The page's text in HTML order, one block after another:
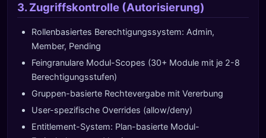
3. Zugriffskontrolle (Autorisierung)
Rollenbasiertes Berechtigungssystem: Admin,
Member, Pending
Feingranulare Modul-Scopes (30+ Module mit je 2-8
Berechtigungsstufen)
Gruppen-basierte Rechtevergabe mit Vererbung
User-spezifische Overrides (allow/deny)
Entitlement-System: Plan-basierte Modul-